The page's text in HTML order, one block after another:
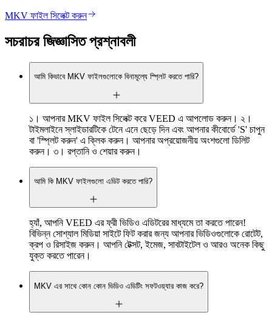
MKV ফাইল সিলেক্ট করুন
সচরাচর জিজ্ঞাসিত প্রশ্নাবলী
আমি কিভাবে MKV ফাইলগুলোকে বিনামূল্যে স্প্লিট করতে পারি?
১। আপনার MKV ফাইল সিলেক্ট করে VEED এ আপলোড করুন। ২।
টাইমলাইনে স্লাইডারটিকে টেনে এনে ছেড়ে দিন এবং আপনার কীবোর্ডে 'S' চাপুন
বা 'স্প্লিট করুন' এ ক্লিক করুন। আপনার অপ্রয়োজনীয় অংশগুলো ডিলিট
করুন। ৩। রপ্তানি ও শেয়ার করুন।
আমি কি MKV ফাইলগুলো এডিট করতে পারি?
হ্যাঁ, আপনি VEED এর ফ্রী ভিডিও এডিটরের মাধ্যমে তা করতে পারেন!
বিভিন্ন সোশ্যাল মিডিয়া সাইটে ফিট করার জন্য আপনার ভিডিওগুলোকে রোটেট,
ক্রপ ও রিসাইজ করুন। আপনি টেক্সট, ইমেজ, সাবটাইটেল ও আরও অনেক কিছু
যুক্ত করতে পারেন।
MKV এর সাথে কোন কোন ভিডিও এডিটিং সফটওয়্যার কাজ করে?